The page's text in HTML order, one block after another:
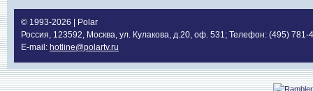
© 1993-2026 | Polar
Россия, 123592, Москва, ул. Кулакова, д.20, оф. 531; Телефон: (495)
E-mail: hotline@polartv.ru